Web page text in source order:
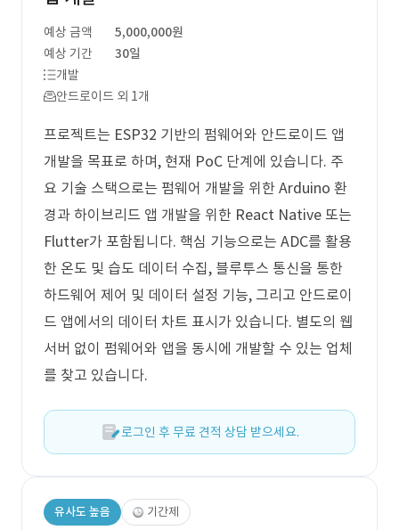
예상 금액
5,000,000원
예상 기간
30일
개발
안드로이드 외 1개
프로젝트는 ESP32 기반의 펌웨어와 안드로이드 앱
개발을 목표로 하며, 현재 PoC 단계에 있습니다. 주
요 기술 스택으로는 펌웨어 개발을 위한 Arduino 환
경과 하이브리드 앱 개발을 위한 React Native 또는
Flutter가 포함됩니다. 핵심 기능으로는 ADC를 활용
한 온도 및 습도 데이터 수집, 블루투스 통신을 통한
하드웨어 제어 및 데이터 설정 기능, 그리고 안드로이
드 앱에서의 데이터 차트 표시가 있습니다. 별도의 웹
서버 없이 펌웨어와 앱을 동시에 개발할 수 있는 업체
를 찾고 있습니다.
로그인 후 무료 견적 상담 받으세요.
유사도 높음 기간제